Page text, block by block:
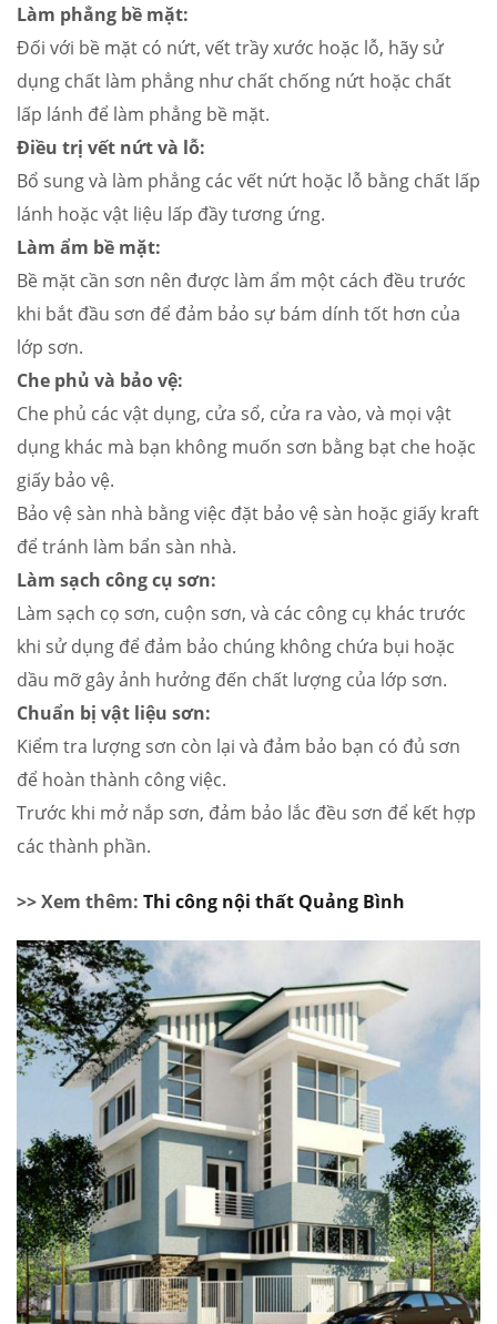
Làm phẳng bề mặt:
Đối với bề mặt có nứt, vết trầy xước hoặc lỗ, hãy sử
dụng chất làm phẳng như chất chống nứt hoặc chất
lấp lánh để làm phẳng bề mặt.
Điều trị vết nứt và lỗ:
Bổ sung và làm phẳng các vết nứt hoặc lỗ bằng chất lấp
lánh hoặc vật liệu lấp đầy tương ứng.
Làm ẩm bề mặt:
Bề mặt cần sơn nên được làm ẩm một cách đều trước
khi bắt đầu sơn để đảm bảo sự bám dính tốt hơn của
lớp sơn.
Che phủ và bảo vệ:
Che phủ các vật dụng, cửa sổ, cửa ra vào, và mọi vật
dụng khác mà bạn không muốn sơn bằng bạt che hoặc
giấy bảo vệ.
Bảo vệ sàn nhà bằng việc đặt bảo vệ sàn hoặc giấy kraft
để tránh làm bẩn sàn nhà.
Làm sạch công cụ sơn:
Làm sạch cọ sơn, cuộn sơn, và các công cụ khác trước
khi sử dụng để đảm bảo chúng không chứa bụi hoặc
dầu mỡ gây ảnh hưởng đến chất lượng của lớp sơn.
Chuẩn bị vật liệu sơn:
Kiểm tra lượng sơn còn lại và đảm bảo bạn có đủ sơn
để hoàn thành công việc.
Trước khi mở nắp sơn, đảm bảo lắc đều sơn để kết hợp
các thành phần.
>> Xem thêm: Thi công nội thất Quảng Bình